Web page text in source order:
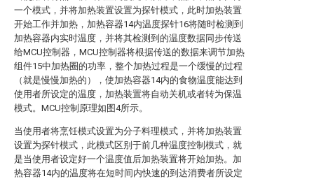
一个模式，并将加热装置设置为探针模式，此时加热装置
开始工作并加热，加热容器14内温度探针16将随时检测到
加热容器内实时温度，并将其检测到的温度数据同步传送
给MCU控制器，MCU控制器将根据传送的数据来调节加热
组件15中加热圈的功率，整个加热过程是一个缓慢的过程
（就是慢慢加热的），使加热容器14内的食物温度能达到
使用者所设定的温度，加热装置将自动关机或者转为保温
模式。MCU控制原理如图4所示。
当使用者将烹饪模式设置为分子料理模式，并将加热装置
设置为探针模式，此模式区别于前几种温度控制模式，就
是当使用者设定好一个温度值后加热装置将开始加热。加
热容器14内的温度将在短时间内快速的到达消费者所设定